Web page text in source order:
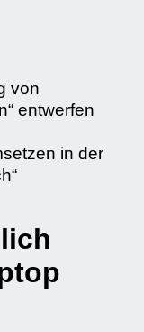
von
entwerfen
in der